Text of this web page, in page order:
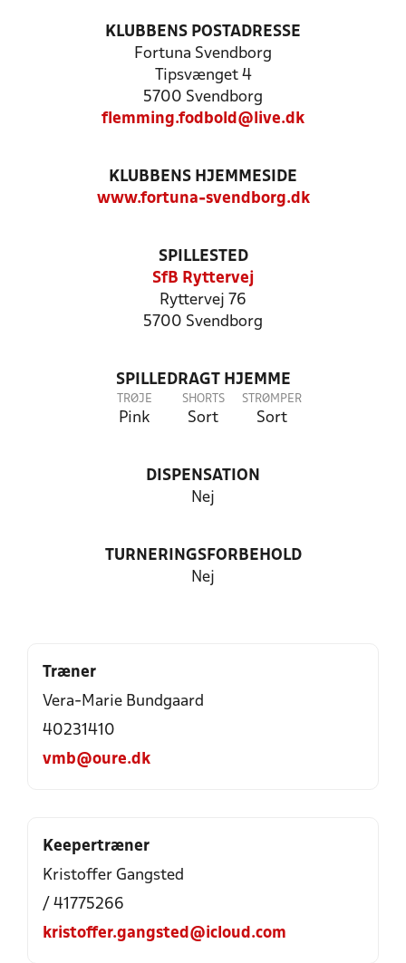
KLUBBENS POSTADRESSE
Fortuna Svendborg
Tipsvænget 4
5700 Svendborg
flemming.fodbold@live.dk
KLUBBENS HJEMMESIDE
www.fortuna-svendborg.dk
SPILLESTED
SfB Ryttervej
Ryttervej 76
5700 Svendborg
SPILLEDRAGT HJEMME
TRØJE
Pink
SHORTS
Sort
STRØMPER
Sort
DISPENSATION
Nej
TURNERINGSFORBEHOLD
Nej
Træner
Vera-Marie Bundgaard
40231410
vmb@oure.dk
Keepertræner
Kristoffer Gangsted
/ 41775266
kristoffer.gangsted@icloud.com